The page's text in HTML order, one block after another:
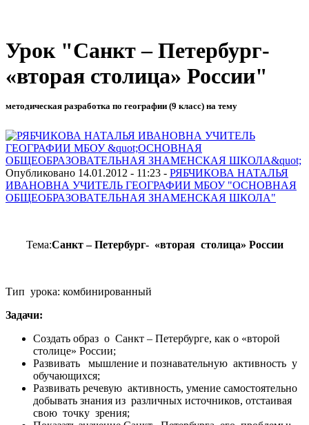
Урок "Санкт – Петербург-
«вторая столица» России"
методическая разработка по географии (9 класс) на тему
Опубликовано 14.01.2012 - 11:23 - РЯБЧИКОВА НАТАЛЬЯ
ИВАНОВНА УЧИТЕЛЬ ГЕОГРАФИИ МБОУ "ОСНОВНАЯ
ОБЩЕОБРАЗОВАТЕЛЬНАЯ ЗНАМЕНСКАЯ ШКОЛА"
Тема:Санкт – Петербург- «вторая столица» России
Тип урока: комбинированный
Задачи:
Создать образ о Санкт – Петербурге, как о «второй
столице» России;
Развивать мышление и познавательную активность у
обучающихся;
Развивать речевую активность, умение самостоятельно
добывать знания из различных источников, отстаивая
свою точку зрения;